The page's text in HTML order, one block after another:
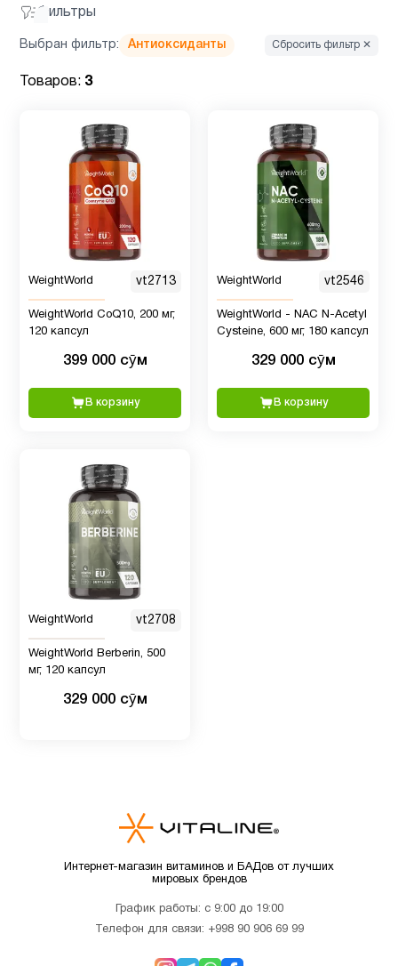
Фильтры
омега 3
Детские
мультивитамины
Детям
Для
младенцев
1
Для
1
Женщинам
Здоровый
1
Иммунитет 7
Инозитол
Выбран фильтр: Антиоксиданты Сбросить фильтр ✕
Товаров: 3
WeightWorld vt2713
WeightWorld CoQ10, 200 мг,
120 капсул
399 000 сӯм
В корзину
WeightWorld vt2546
WeightWorld - NAC N-Acetyl
Cysteine, 600 мг, 180 капсул
329 000 сӯм
В корзину
WeightWorld vt2708
WeightWorld Berberin, 500
мг, 120 капсул
329 000 сӯм
Интернет-магазин витаминов и БАДов от лучших
мировых брендов
График работы: с 9:00 до 19:00
Телефон для связи: +998 90 906 69 99